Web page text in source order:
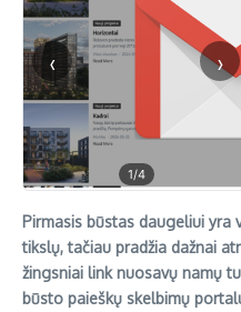
‹ ›
1/4
Pirmasis būstas daugeliui yra
tikslų, tačiau pradžia dažnai
žingsniai link nuosavų namų
būsto paieškų skelbimų